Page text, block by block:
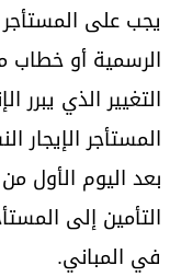
يجب على
الرسمية أو
التغيير الذي يبرر
المستأجر
بعد اليوم الأول
التأمين إلى
في المباني.